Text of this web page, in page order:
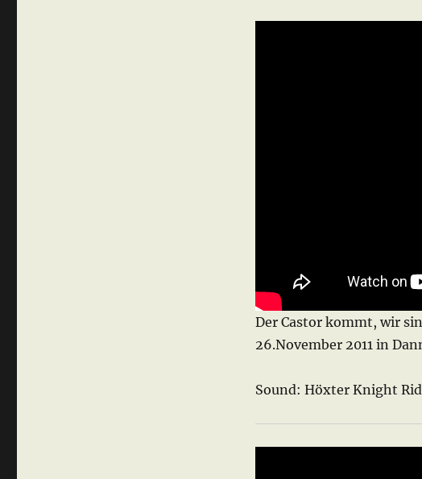
Der Castor kommt, wir
26.November 2011 in
Sound: Höxter Knight